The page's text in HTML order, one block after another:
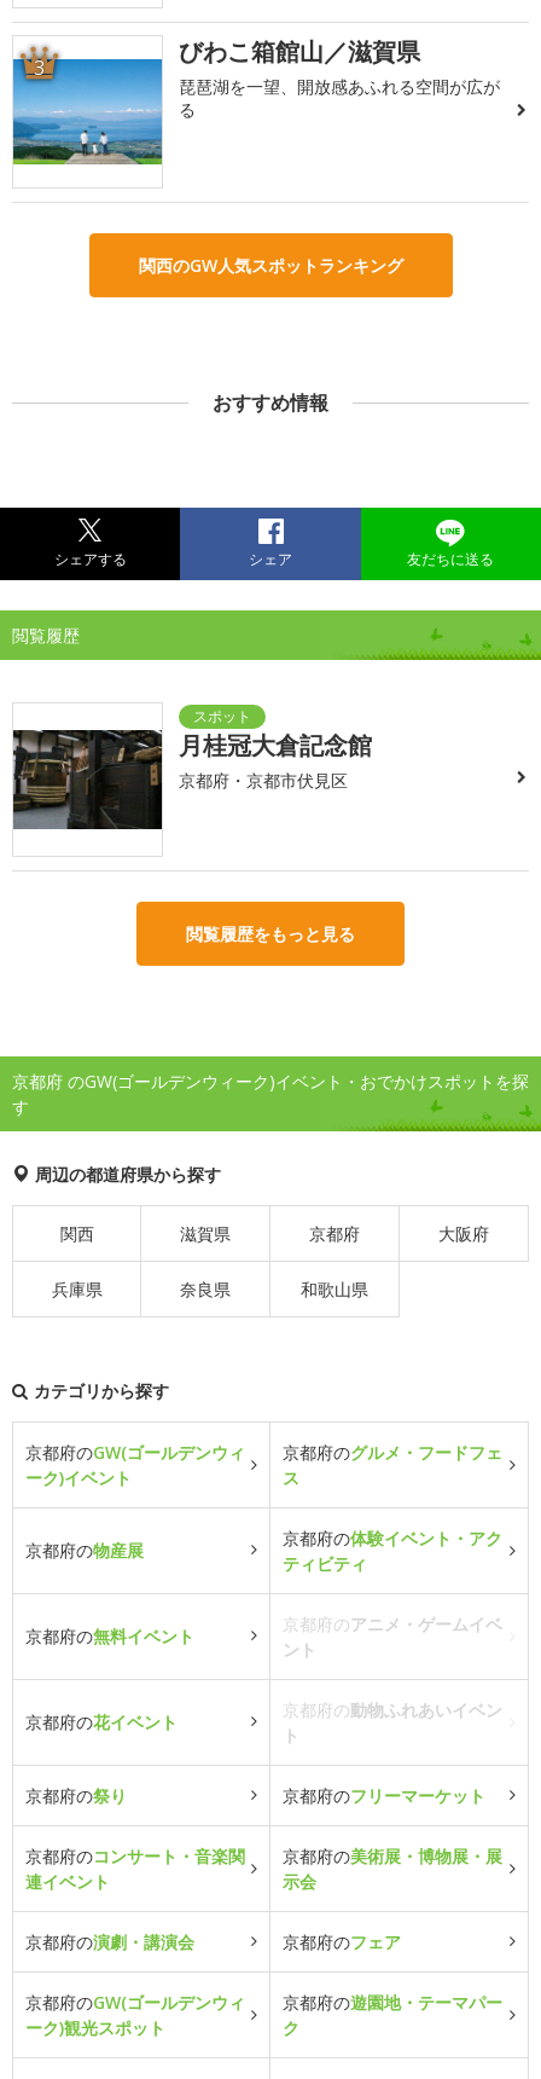
3 びわこ箱館山／滋賀県
琵琶湖を一望、開放感あふれる空間が広が
る
関西のGW人気スポットランキング
おすすめ情報
シェアする シェア 友だちに送る
閲覧履歴
月桂冠大倉記念館
京都府・京都市伏見区
閲覧履歴をもっと見る
京都府 のGW(ゴールデンウィーク)イベント・おでかけスポットを探
す
周辺の都道府県から探す
関西 滋賀県 京都府 大阪府
兵庫県 奈良県 和歌山県
カテゴリから探す
京都府のGW(ゴールデンウィ
ーク)イベント
京都府のグルメ・フードフェ
ス
京都府の物産展
京都府の体験イベント・アク
ティビティ
京都府の無料イベント
京都府のアニメ・ゲームイベ
ント
京都府の花イベント
京都府の動物ふれあいイベン
ト
京都府の祭り 京都府のフリーマーケット
京都府のコンサート・音楽関
連イベント
京都府の美術展・博物展・展
示会
京都府の演劇・講演会 京都府のフェア
京都府のGW(ゴールデンウィ
ーク)観光スポット
京都府の遊園地・テーマパー
ク